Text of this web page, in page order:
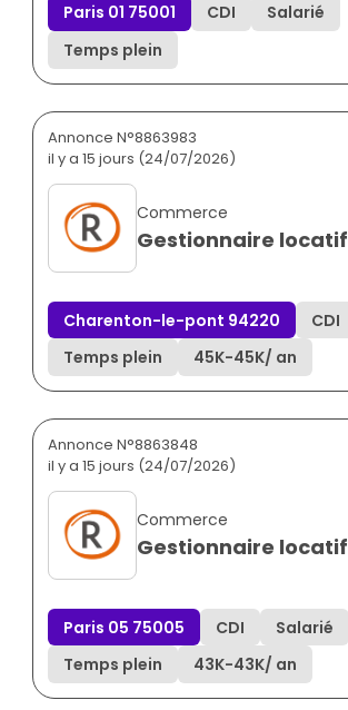
Paris 01 75001 CDI
Salarié
Temps plein
Annonce N°8863983
il y a 15 jours (24/07/2026)
Commerce
Gestionnaire locatif
Charenton-le-pont 94220 CDI
Temps plein
45K-45K/ an
Annonce N°8863848
il y a 15 jours (24/07/2026)
Commerce
Gestionnaire locatif
Paris 05 75005 CDI
Salarié
Temps plein
43K-43K/ an